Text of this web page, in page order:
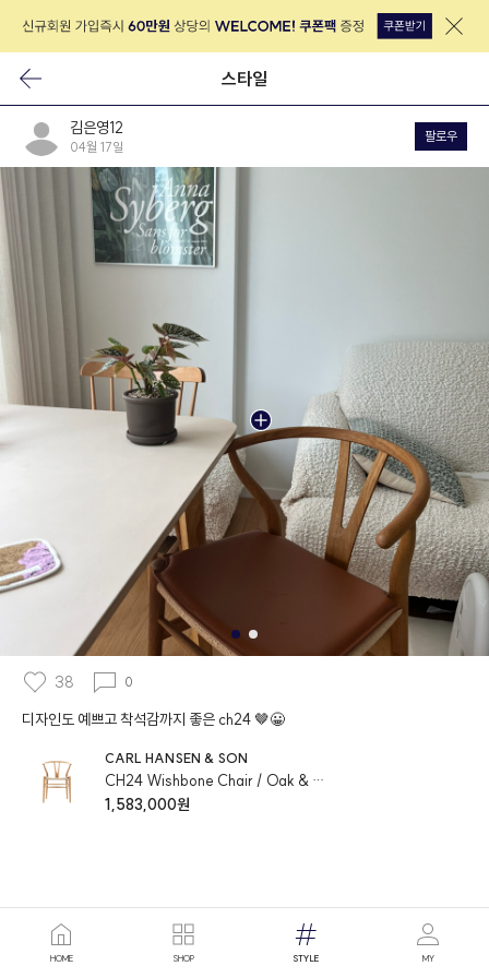
스타일
김은영12
04월 17일
팔로우
38 0
디자인도 예쁘고 착석감까지 좋은 ch24 🤎😀
CARL HANSEN & SON
CH24 Wishbone Chair / Oak & Oil finish / Natural paper cord seat
1,583,000원
HOME SHOP STYLE MY